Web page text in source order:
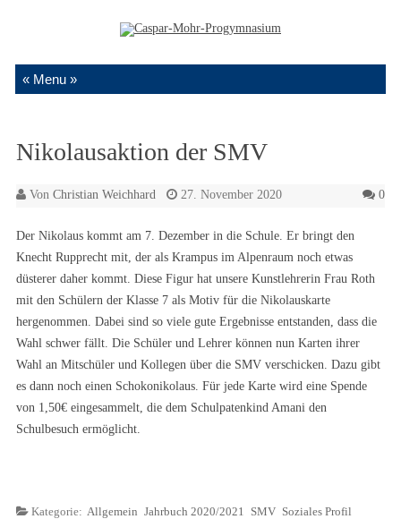
Zum Inhalt springen
Nikolausaktion der SMV
Von Christian Weichhard 27. November 2020 0
Der Nikolaus kommt am 7. Dezember in die Schule. Er bringt den
Knecht Rupprecht mit, der als Krampus im Alpenraum noch etwas
düsterer daher kommt. Diese Figur hat unsere Kunstlehrerin Frau Roth
mit den Schülern der Klasse 7 als Motiv für die Nikolauskarte
hergenommen. Dabei sind so viele gute Ergebnisse entstanden, dass die
Wahl schwer fällt. Die Schüler und Lehrer können nun Karten ihrer
Wahl an Mitschüler und Kollegen über die SMV verschicken. Dazu gibt
es dann noch einen Schokonikolaus. Für jede Karte wird eine Spende
von 1,50€ eingesammelt, die dem Schulpatenkind Amani den
Schulbesuch ermöglicht.
Kategorie: Allgemein Jahrbuch 2020/2021 SMV Soziales Profil